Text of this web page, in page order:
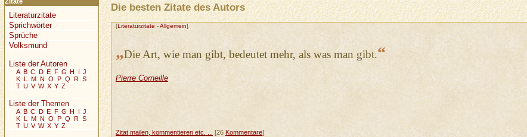
Die besten Zitate des Autors
[Literaturzitate -Allgemein]
„Die Art, wie man gibt, bedeutet mehr, als was man gibt.“
Pierre Corneille
Zitat mailen, kommentieren etc. ...
[26Kommentare]
Zitate
Literaturzitate
Sprichwörter
Sprüche
Volksmund
Liste der Autoren
A B C D E F G H I J
K L M N O P Q R S
T U V W X Y Z
Liste der Themen
A B C D E F G H I J
K L M N O P Q R S
T U V W X Y Z